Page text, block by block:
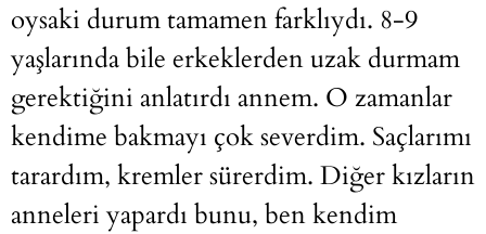
oysaki durum tamamen farklıydı. 8-9
yaşlarında bile erkeklerden uzak durmam
gerektiğini anlatırdı annem. O zamanlar
kendime bakmayı çok severdim. Saçlarımı
tarardım, kremler sürerdim. Diğer kızların
anneleri yapardı bunu, ben kendim